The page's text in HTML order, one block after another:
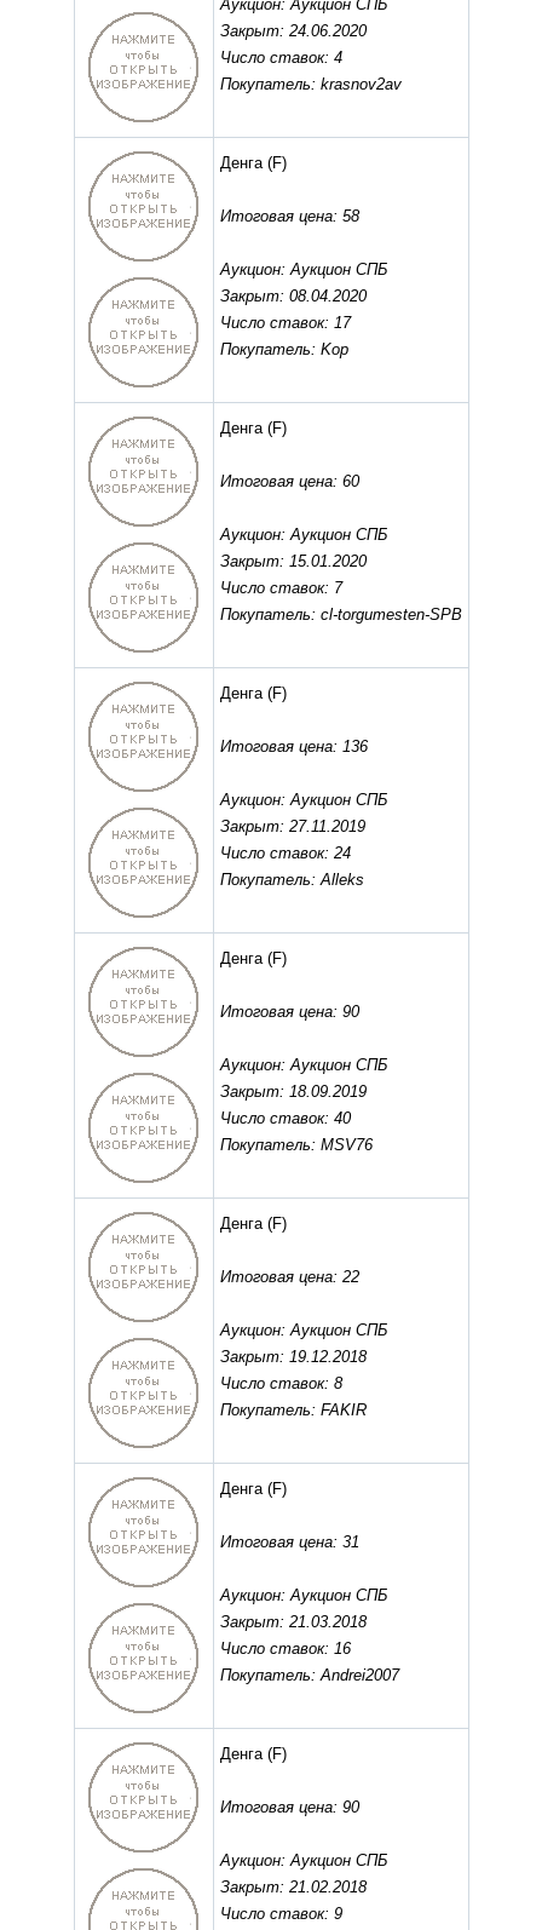
Аукцион: Аукцион СПБ
Закрыт: 24.06.2020
Число ставок: 4
Покупатель: krasnov2av
Денга(F)
Итоговая цена: 58
Аукцион: Аукцион СПБ
Закрыт: 08.04.2020
Число ставок: 17
Покупатель: Kop
Денга(F)
Итоговая цена: 60
Аукцион: Аукцион СПБ
Закрыт: 15.01.2020
Число ставок: 7
Покупатель: cl-torgumesten-SPB
Денга(F)
Итоговая цена: 136
Аукцион: Аукцион СПБ
Закрыт: 27.11.2019
Число ставок: 24
Покупатель: Alleks
Денга(F)
Итоговая цена: 90
Аукцион: Аукцион СПБ
Закрыт: 18.09.2019
Число ставок: 40
Покупатель: MSV76
Денга(F)
Итоговая цена: 22
Аукцион: Аукцион СПБ
Закрыт: 19.12.2018
Число ставок: 8
Покупатель: FAKIR
Денга(F)
Итоговая цена: 31
Аукцион: Аукцион СПБ
Закрыт: 21.03.2018
Число ставок: 16
Покупатель: Andrei2007
Денга(F)
Итоговая цена: 90
Аукцион: Аукцион СПБ
Закрыт: 21.02.2018
Число ставок: 9